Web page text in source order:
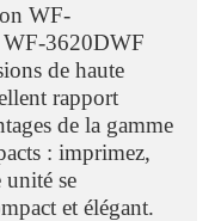
WF-
3620DWF
de haute
rapport
de la gamme
: imprimez,
unité se
et élégant.